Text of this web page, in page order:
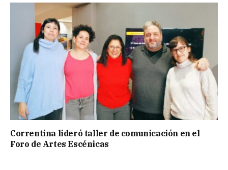
Correntina lideró taller de comunicación en el
Foro de Artes Escénicas